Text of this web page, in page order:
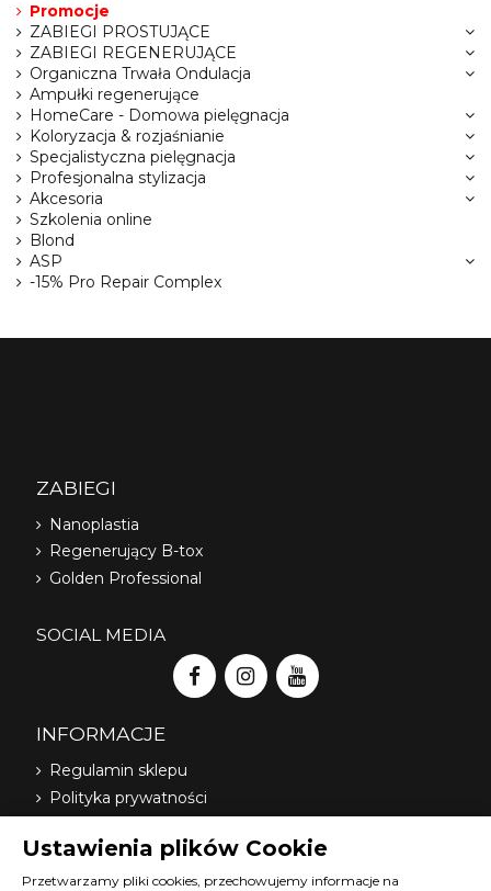
Promocje
ZABIEGI PROSTUJĄCE
ZABIEGI REGENERUJĄCE
Organiczna Trwała Ondulacja
Ampułki regenerujące
HomeCare - Domowa pielęgnacja
Koloryzacja & rozjaśnianie
Specjalistyczna pielęgnacja
Profesjonalna stylizacja
Akcesoria
Szkolenia online
Blond
ASP
-15% Pro Repair Complex
ZABIEGI
Nanoplastia
Regenerujący B-tox
Golden Professional
SOCIAL MEDIA
INFORMACJE
Regulamin sklepu
Polityka prywatności
Nasi dystrybutorzy
O nas
Ustawienia plików Cookie
Przetwarzamy pliki cookies, przechowujemy informacje na